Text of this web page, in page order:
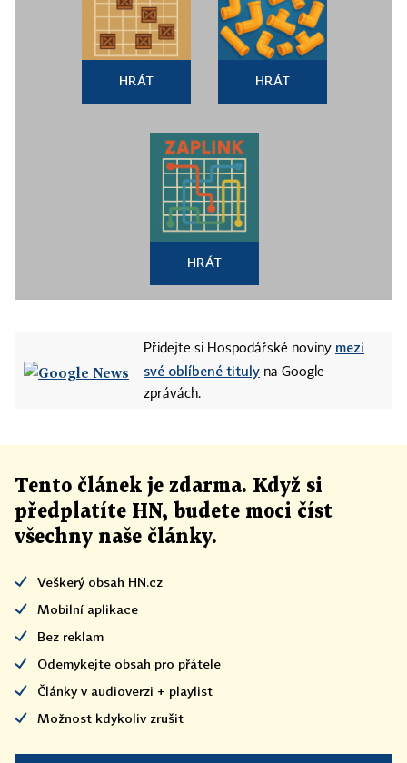
HRÁT HRÁT
HRÁT
Přidejte si Hospodářské noviny mezi
své oblíbené tituly na Google
zprávách.
Tento článek je zdarma. Když si
předplatíte HN, budete moci číst
všechny naše články.
Veškerý obsah HN.cz
Mobilní aplikace
Bez reklam
Odemykejte obsah pro přátele
Články v audioverzi + playlist
Možnost kdykoliv zrušit